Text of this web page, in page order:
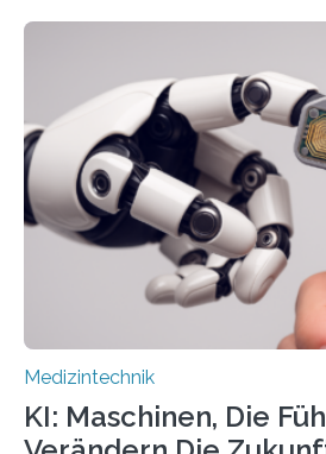
Entwicklung der Sensorik und
HSHL verantwortet die
sowie die KI-gestützte
die Entwicklung eines
Assistenzsystems, das den
kontinuierlich erfasst, pflegende
und in Notfällen selbstständig
Medizintechnik
KI: Maschinen, Die